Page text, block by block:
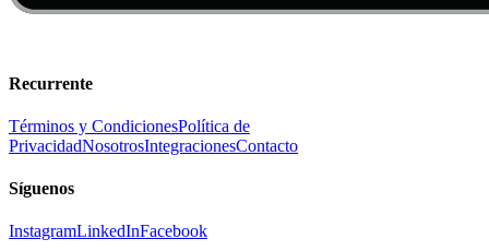
Recurrente
Términos y CondicionesPolítica de
PrivacidadNosotrosIntegracionesContacto
Síguenos
InstagramLinkedInFacebook